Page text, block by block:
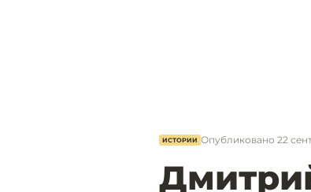
ИСТОРИИ Опубликовано 22